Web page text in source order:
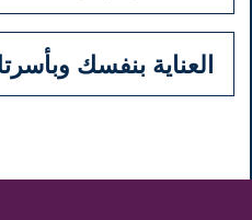
العناية بنفسك